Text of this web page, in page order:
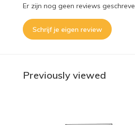
Er zijn nog geen reviews
Schrijf je eigen review
Previously viewed